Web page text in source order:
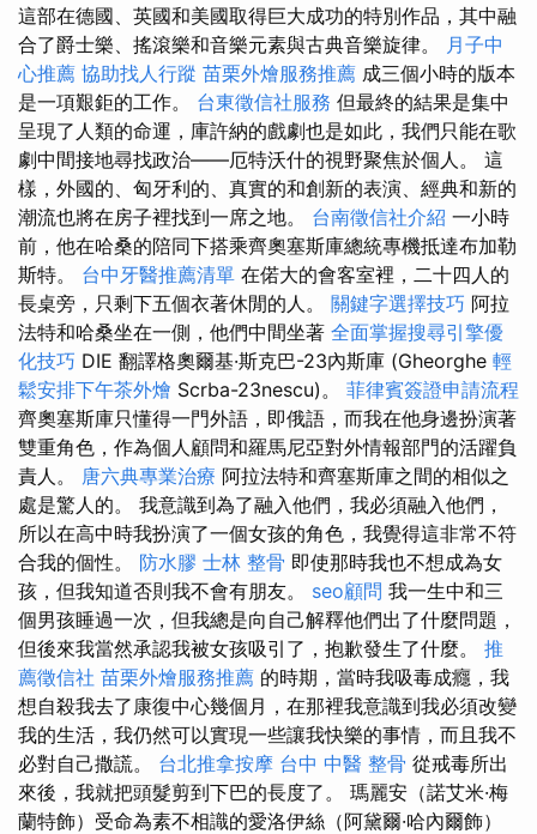
這部在德國、英國和美國取得巨大成功的特別作品，其中融
合了爵士樂、搖滾樂和音樂元素與古典音樂旋律。 月子中
心推薦 協助找人行蹤 苗栗外燴服務推薦 成三個小時的版本
是一項艱鉅的工作。 台東徵信社服務 但最終的結果是集中
呈現了人類的命運，庫許納的戲劇也是如此，我們只能在歌
劇中間接地尋找政治——厄特沃什的視野聚焦於個人。 這
樣，外國的、匈牙利的、真實的和創新的表演、經典和新的
潮流也將在房子裡找到一席之地。 台南徵信社介紹 一小時
前，他在哈桑的陪同下搭乘齊奧塞斯庫總統專機抵達布加勒
斯特。 台中牙醫推薦清單 在偌大的會客室裡，二十四人的
長桌旁，只剩下五個衣著休閒的人。 關鍵字選擇技巧 阿拉
法特和哈桑坐在一側，他們中間坐著 全面掌握搜尋引擎優
化技巧 DIE 翻譯格奧爾基·斯克巴-23內斯庫 (Gheorghe 輕
鬆安排下午茶外燴 Scrba-23nescu)。 菲律賓簽證申請流程
齊奧塞斯庫只懂得一門外語，即俄語，而我在他身邊扮演著
雙重角色，作為個人顧問和羅馬尼亞對外情報部門的活躍負
責人。 唐六典專業治療 阿拉法特和齊塞斯庫之間的相似之
處是驚人的。 我意識到為了融入他們，我必須融入他們，
所以在高中時我扮演了一個女孩的角色，我覺得這非常不符
合我的個性。 防水膠 士林 整骨 即使那時我也不想成為女
孩，但我知道否則我不會有朋友。 seo顧問 我一生中和三
個男孩睡過一次，但我總是向自己解釋他們出了什麼問題，
但後來我當然承認我被女孩吸引了，抱歉發生了什麼。 推
薦徵信社 苗栗外燴服務推薦 的時期，當時我吸毒成癮，我
想自殺我去了康復中心幾個月，在那裡我意識到我必須改變
我的生活，我仍然可以實現一些讓我快樂的事情，而且我不
必對自己撒謊。 台北推拿按摩 台中 中醫 整骨 從戒毒所出
來後，我就把頭髮剪到下巴的長度了。 瑪麗安（諾艾米·梅
蘭特飾）受命為素不相識的愛洛伊絲（阿黛爾·哈內爾飾）